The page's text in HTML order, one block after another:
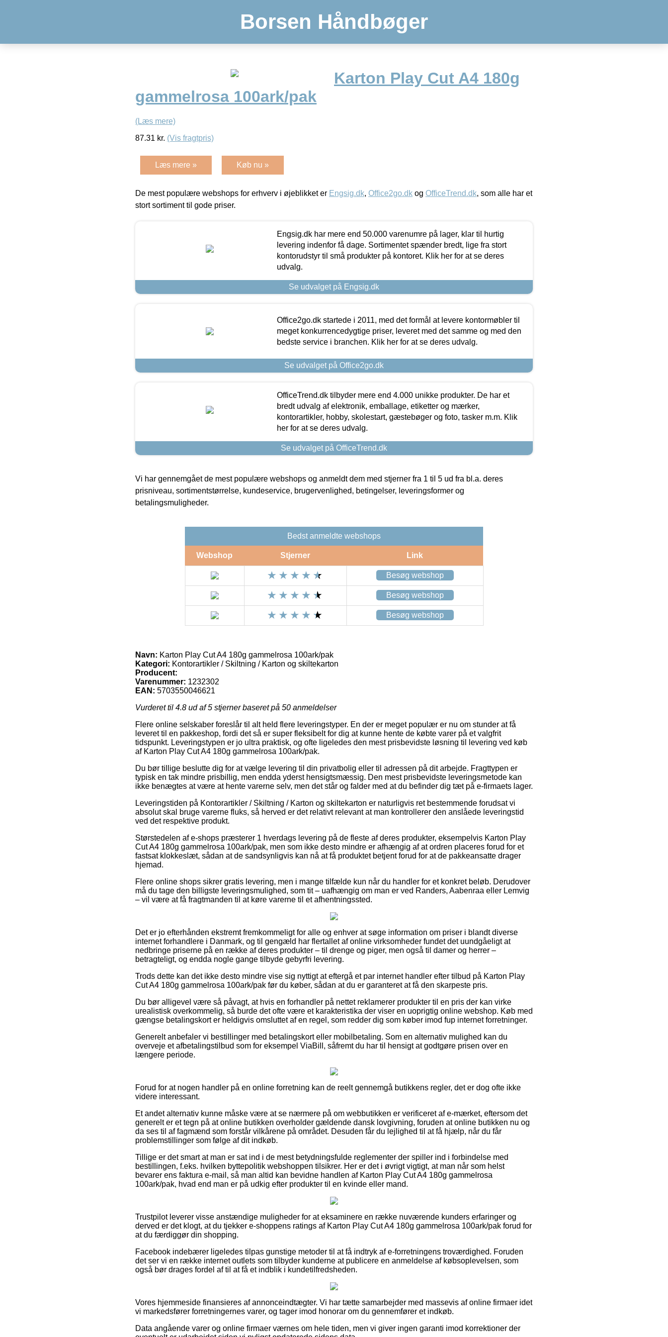
Borsen Håndbøger
Karton Play Cut A4 180g
gammelrosa 100ark/pak
(Læs mere)
87.31 kr. (Vis fragtpris)
Læs mere » Køb nu »
De mest populære webshops for erhverv i øjeblikket er Engsig.dk, Office2go.dk og OfficeTrend.dk, som alle har et
stort sortiment til gode priser.
Engsig.dk har mere end 50.000 varenumre på lager, klar til hurtig
levering indenfor få dage. Sortimentet spænder bredt, lige fra stort
kontorudstyr til små produkter på kontoret. Klik her for at se deres
udvalg.
Se udvalget på Engsig.dk
Office2go.dk startede i 2011, med det formål at levere kontormøbler til
meget konkurrencedygtige priser, leveret med det samme og med den
bedste service i branchen. Klik her for at se deres udvalg.
Se udvalget på Office2go.dk
OfficeTrend.dk tilbyder mere end 4.000 unikke produkter. De har et
bredt udvalg af elektronik, emballage, etiketter og mærker,
kontorartikler, hobby, skolestart, gæstebøger og foto, tasker m.m. Klik
her for at se deres udvalg.
Se udvalget på OfficeTrend.dk
Vi har gennemgået de mest populære webshops og anmeldt dem med stjerner fra 1 til 5 ud fra bl.a. deres
prisniveau, sortimentstørrelse, kundeservice, brugervenlighed, betingelser, leveringsformer og
betalingsmuligheder.
Bedst anmeldte webshops
Webshop Stjerner Link
Besøg webshop
Besøg webshop
Besøg webshop
Navn: Karton Play Cut A4 180g gammelrosa 100ark/pak
Kategori: Kontorartikler / Skiltning / Karton og skiltekarton
Producent:
Varenummer: 1232302
EAN: 5703550046621
Vurderet til 4.8 ud af 5 stjerner baseret på 50 anmeldelser
Flere online selskaber foreslår til alt held flere leveringstyper. En der er meget populær er nu om stunder at få
leveret til en pakkeshop, fordi det så er super fleksibelt for dig at kunne hente de købte varer på et valgfrit
tidspunkt. Leveringstypen er jo ultra praktisk, og ofte ligeledes den mest prisbevidste løsning til levering ved køb
af Karton Play Cut A4 180g gammelrosa 100ark/pak.
Du bør tillige beslutte dig for at vælge levering til din privatbolig eller til adressen på dit arbejde. Fragttypen er
typisk en tak mindre prisbillig, men endda yderst hensigtsmæssig. Den mest prisbevidste leveringsmetode kan
ikke benægtes at være at hente varerne selv, men det står og falder med at du befinder dig tæt på e-firmaets lager.
Leveringstiden på Kontorartikler / Skiltning / Karton og skiltekarton er naturligvis ret bestemmende forudsat vi
absolut skal bruge varerne fluks, så herved er det relativt relevant at man kontrollerer den anslåede leveringstid
ved det respektive produkt.
Størstedelen af e-shops præsterer 1 hverdags levering på de fleste af deres produkter, eksempelvis Karton Play
Cut A4 180g gammelrosa 100ark/pak, men som ikke desto mindre er afhængig af at ordren placeres forud for et
fastsat klokkeslæt, sådan at de sandsynligvis kan nå at få produktet betjent forud for at de pakkeansatte drager
hjemad.
Flere online shops sikrer gratis levering, men i mange tilfælde kun når du handler for et konkret beløb. Derudover
må du tage den billigste leveringsmulighed, som tit – uafhængig om man er ved Randers, Aabenraa eller Lemvig
– vil være at få fragtmanden til at køre varerne til et afhentningssted.
Det er jo efterhånden ekstremt fremkommeligt for alle og enhver at søge information om priser i blandt diverse
internet forhandlere i Danmark, og til gengæld har flertallet af online virksomheder fundet det uundgåeligt at
nedbringe priserne på en række af deres produkter – til drenge og piger, men også til damer og herrer –
betragteligt, og endda nogle gange tilbyde gebyrfri levering.
Trods dette kan det ikke desto mindre vise sig nyttigt at eftergå et par internet handler efter tilbud på Karton Play
Cut A4 180g gammelrosa 100ark/pak før du køber, sådan at du er garanteret at få den skarpeste pris.
Du bør alligevel være så påvagt, at hvis en forhandler på nettet reklamerer produkter til en pris der kan virke
urealistisk overkommelig, så burde det ofte være et karakteristika der viser en uoprigtig online webshop. Køb med
gængse betalingskort er heldigvis omsluttet af en regel, som redder dig som køber imod fup internet forretninger.
Generelt anbefaler vi bestillinger med betalingskort eller mobilbetaling. Som en alternativ mulighed kan du
overveje et afbetalingstilbud som for eksempel ViaBill, såfremt du har til hensigt at godtgøre prisen over en
længere periode.
Forud for at nogen handler på en online forretning kan de reelt gennemgå butikkens regler, det er dog ofte ikke
videre interessant.
Et andet alternativ kunne måske være at se nærmere på om webbutikken er verificeret af e-mærket, eftersom det
generelt er et tegn på at online butikken overholder gældende dansk lovgivning, foruden at online butikken nu og
da ses til af fagmænd som forstår vilkårene på området. Desuden får du lejlighed til at få hjælp, når du får
problemstillinger som følge af dit indkøb.
Tillige er det smart at man er sat ind i de mest betydningsfulde reglementer der spiller ind i forbindelse med
bestillingen, f.eks. hvilken byttepolitik webshoppen tilsikrer. Her er det i øvrigt vigtigt, at man når som helst
bevarer ens faktura e-mail, så man altid kan bevidne handlen af Karton Play Cut A4 180g gammelrosa
100ark/pak, hvad end man er på udkig efter produkter til en kvinde eller mand.
Trustpilot leverer visse anstændige muligheder for at eksaminere en række nuværende kunders erfaringer og
derved er det klogt, at du tjekker e-shoppens ratings af Karton Play Cut A4 180g gammelrosa 100ark/pak forud for
at du færdiggør din shopping.
Facebook indebærer ligeledes tilpas gunstige metoder til at få indtryk af e-forretningens troværdighed. Foruden
det ser vi en række internet outlets som tilbyder kunderne at publicere en anmeldelse af købsoplevelsen, som
også bør drages fordel af til at få et indblik i kundetilfredsheden.
Vores hjemmeside finansieres af annonceindtægter. Vi har tætte samarbejder med massevis af online firmaer idet
vi markedsfører forretningernes varer, og tager imod honorar om du gennemfører et indkøb.
Data angående varer og online firmaer værnes om hele tiden, men vi giver ingen garanti imod korrektioner der